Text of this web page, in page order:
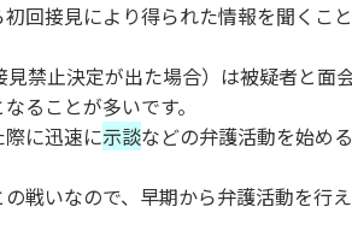
初回接見により得られた情報を聞くこ
禁止決定が出た場合）は被疑者と面
ることが多いです。
に迅速に示談などの弁護活動を始め
戦いなので、早期から弁護活動を行